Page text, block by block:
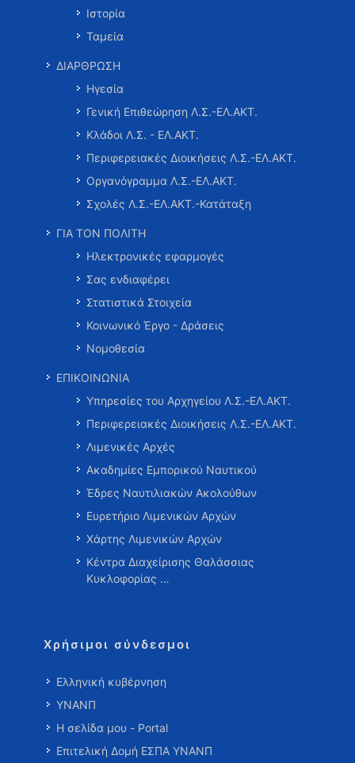
Ιστορία
Ταμεία
ΔΙΑΡΘΡΩΣΗ
Ηγεσία
Γενική Επιθεώρηση Λ.Σ.-ΕΛ.ΑΚΤ.
Κλάδοι Λ.Σ. - ΕΛ.ΑΚΤ.
Περιφερειακές Διοικήσεις Λ.Σ.-ΕΛ.ΑΚΤ.
Οργανόγραμμα Λ.Σ.-ΕΛ.ΑΚΤ.
Σχολές Λ.Σ.-ΕΛ.ΑΚΤ.-Κατάταξη
ΓΙΑ ΤΟΝ ΠΟΛΙΤΗ
Ηλεκτρονικές εφαρμογές
Σας ενδιαφέρει
Στατιστικά Στοιχεία
Κοινωνικό Έργο - Δράσεις
Νομοθεσία
ΕΠΙΚΟΙΝΩΝΙΑ
Υπηρεσίες του Αρχηγείου Λ.Σ.-ΕΛ.ΑΚΤ.
Περιφερειακές Διοικήσεις Λ.Σ.-ΕΛ.ΑΚΤ.
Λιμενικές Αρχές
Ακαδημίες Εμπορικού Ναυτικού
Έδρες Ναυτιλιακών Ακολούθων
Ευρετήριο Λιμενικών Αρχών
Χάρτης Λιμενικών Αρχών
Κέντρα Διαχείρισης Θαλάσσιας
Κυκλοφορίας …
Χρήσιμοι σύνδεσμοι
Ελληνική κυβέρνηση
ΥΝΑΝΠ
Η σελίδα μου - Portal
Επιτελική Δομή ΕΣΠΑ ΥΝΑΝΠ